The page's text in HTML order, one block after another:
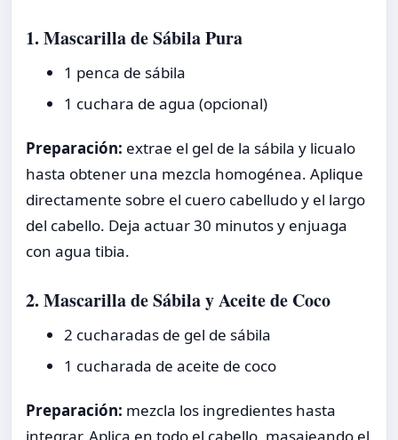
1. Mascarilla de Sábila Pura
1 penca de sábila
1 cuchara de agua (opcional)
Preparación: extrae el gel de la sábila y licualo
hasta obtener una mezcla homogénea. Aplique
directamente sobre el cuero cabelludo y el largo
del cabello. Deja actuar 30 minutos y enjuaga
con agua tibia.
2. Mascarilla de Sábila y Aceite de Coco
2 cucharadas de gel de sábila
1 cucharada de aceite de coco
Preparación: mezcla los ingredientes hasta